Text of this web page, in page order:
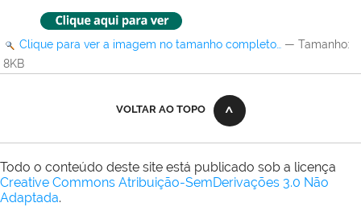
Clique para ver a imagem no tamanho completo… — Tamanho:
8KB
VOLTAR AO TOPO
Todo o conteúdo deste site está publicado sob a licença
Creative Commons Atribuição-SemDerivações 3.0 Não
Adaptada.